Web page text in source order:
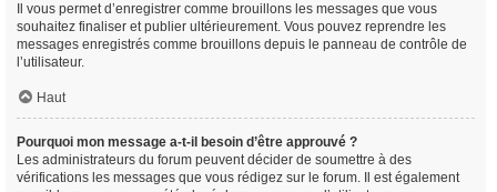
Il vous permet d’enregistrer comme brouillons les messages que vous
souhaitez finaliser et publier ultérieurement. Vous pouvez reprendre les
messages enregistrés comme brouillons depuis le panneau de contrôle de
l’utilisateur.
Haut
Pourquoi mon message a-t-il besoin d’être approuvé ?
Les administrateurs du forum peuvent décider de soumettre à des
vérifications les messages que vous rédigez sur le forum. Il est également